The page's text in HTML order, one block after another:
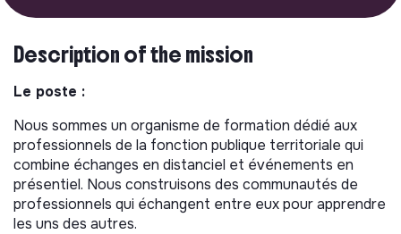
Description of the mission
Le poste :
Nous sommes un organisme de formation dédié aux
professionnels de la fonction publique territoriale qui
combine échanges en distanciel et événements en
présentiel. Nous construisons des communautés de
professionnels qui échangent entre eux pour apprendre
les uns des autres.